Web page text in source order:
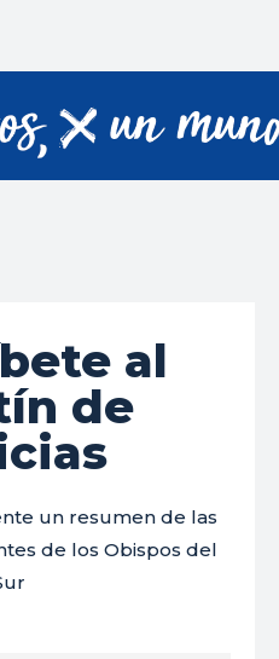
al
de
un resumen de las
de los Obispos del